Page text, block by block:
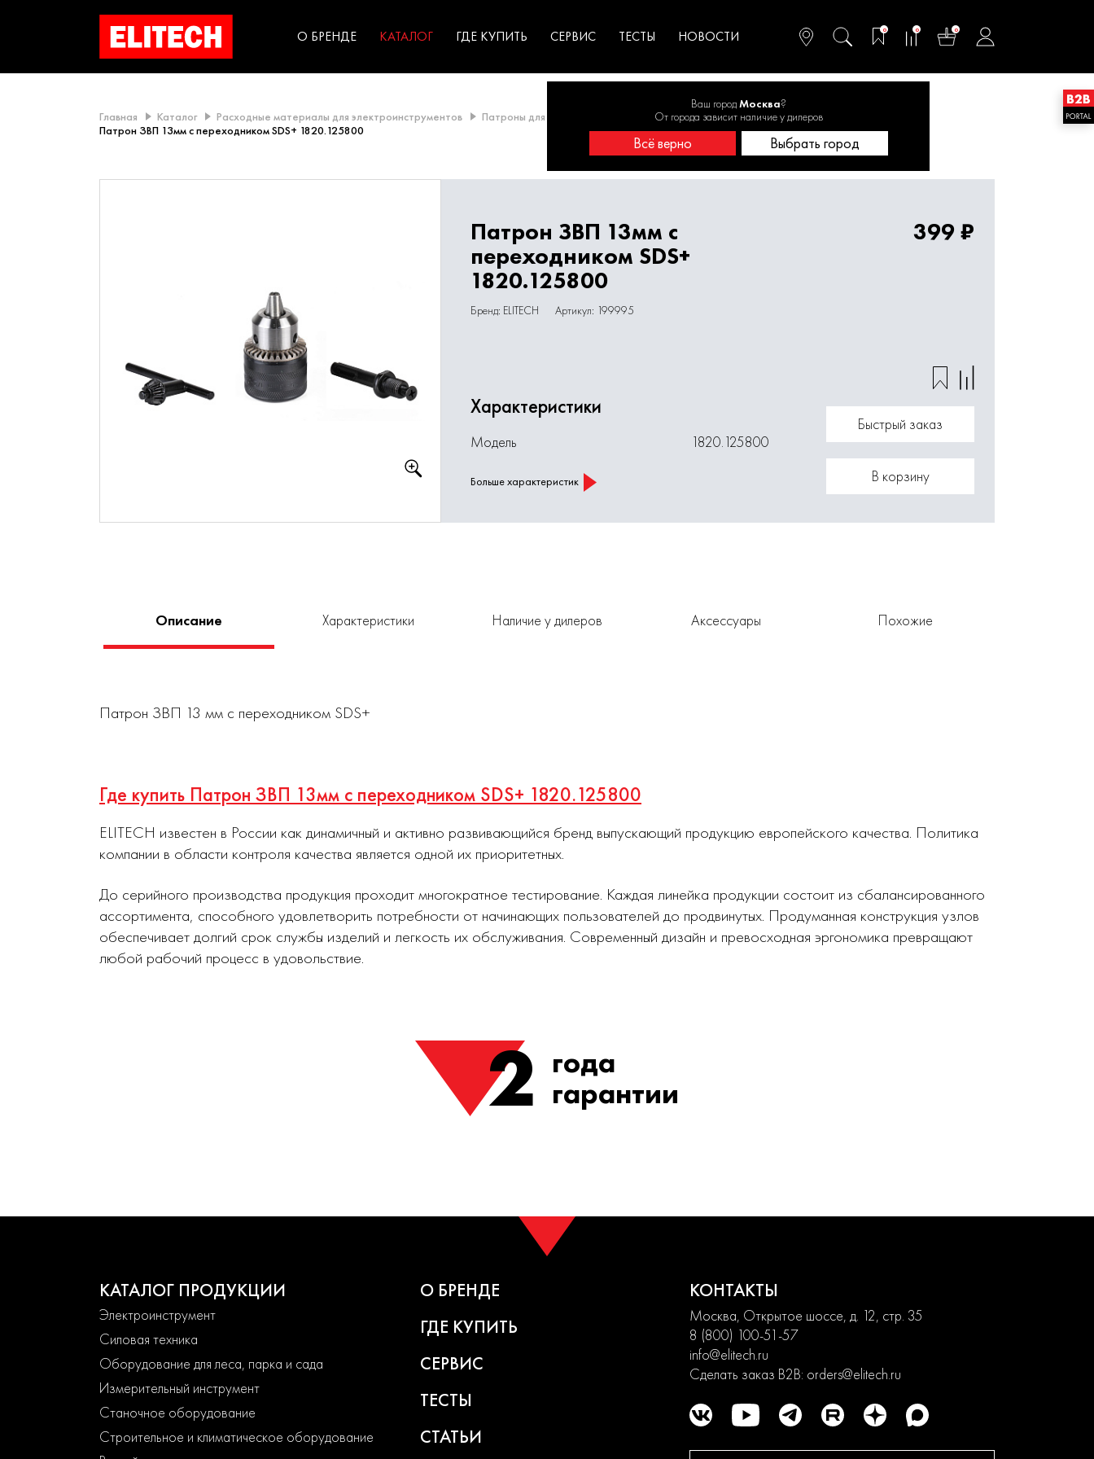
О БРЕНДЕ КАТАЛОГ садоводства
ГДЕ КУПИТЬ СЕРВИС ТЕСТЫ НОВОСТИ 0 0 0
Ваш городМосква?
От города зависит наличие у дилеров
Всё верно Выбрать город
Главная Каталог Расходные материалы для электроинструментов Патроны для дрелей и перфораторов
Патрроны для перфораторов
Патрон ЗВП 13мм с переходником SDS+ 1820.125800
Патрон ЗВП 13мм с
переходником SDS+
1820.125800
Бренд: ELITECH Артикул: 199995
399 ₽
Характеристики
Модель 1820.125800
Больше характеристик
Быстрый заказ
В корзину
Описание Характеристики Наличие у дилеров Аксессуары Похожие
Патрон ЗВП 13 мм с переходником SDS+
Где купить Патрон ЗВП 13мм с переходником SDS+ 1820.125800
ELITECH известен в России как динамичный и активно развивающийся бренд выпускающий продукцию европейского качества. Политика
компании в области контроля качества является одной их приоритетных.
До серийного производства продукция проходит многократное тестирование. Каждая линейка продукции состоит из сбалансированного
ассортимента, способного удовлетворить потребности от начинающих пользователей до продвинутых. Продуманная конструкция узлов
обеспечивает долгий срок службы изделий и легкость их обслуживания. Современный дизайн и превосходная эргономика превращают
любой рабочий процесс в удовольствие.
2 года
гарантии
КАТАЛОГ ПРОДУКЦИИ
Электроинструмент
Силовая техника
Оборудование для леса, парка и сада
Измерительный инструмент
Станочное оборудование
Строительное и климатическое оборудование
О БРЕНДЕ
ГДЕ КУПИТЬ
СЕРВИС
ТЕСТЫ
СТАТЬИ
КОНТАКТЫ
Москва, Открытое шоссе, д. 12, стр. 35
8 (800) 100-51-57
info@elitech.ru
Сделать заказ B2B: orders@elitech.ru